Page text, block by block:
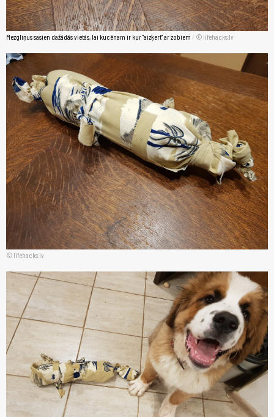
Mezgliņus sasien dažādās vietās, lai kucēnam ir kur "aizķert" ar zobiem / lifehacks.lv
lifehacks.lv